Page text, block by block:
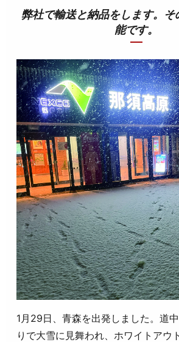
弊社で輸送と納品をします。そ
能です。
1月29日、青森を出発しました。道
りで大雪に見舞われ、ホワイトアウ